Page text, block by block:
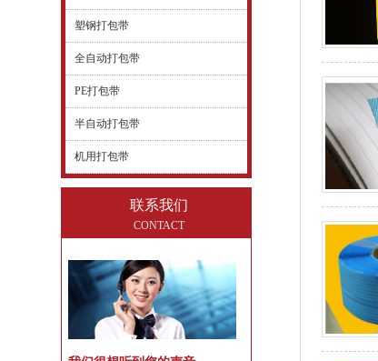
塑钢打包带
全自动打包带
PE打包带
半自动打包带
机用打包带
联系我们
CONTACT